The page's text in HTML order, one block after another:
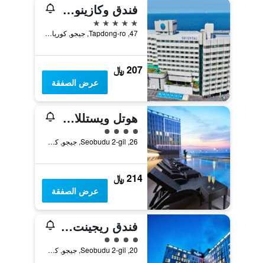
فندق وكازينو جيجو أورينتال
5 نجوم
47, Tapdong-ro, جيجو, كوريا الجنوبية
207 ﷼
عرض الصفقة
هوتل ويستللارك جيجو
تقييم فئة 4
26, Seobudu 2-gil, جيجو, كوريا الجنوبية
214 ﷼
عرض الصفقة
فندق ريجينت مارين ذا بلو
تقييم فئة 4
20, Seobudu 2-gil, جيجو, كوريا الجنوبية